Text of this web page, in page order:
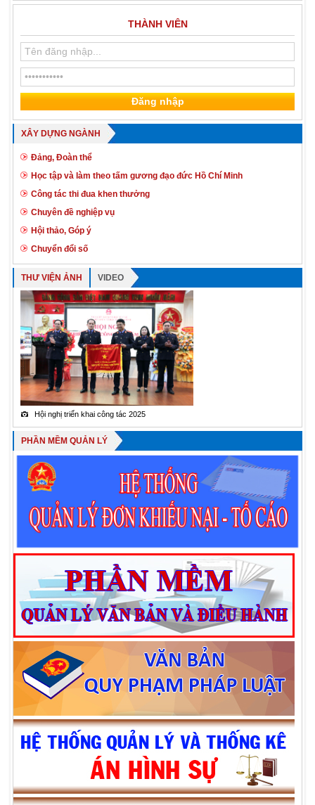
nghiệp Kiểm sát năm 2025.pdf
Vv hướng dẫn chính sách, chế độ đối với công chức, viên
chức, người lao động trong thực hiện sắp xếp tổ chức bộ
máy.pdf
Vv hướng dẫn công tác sơ tuyển vào trường ĐHKS Hà Nội
năm 2025.pdf
Triệu tập Hội nghị sơ kết công tác năm 2025 của ngành
KSTB.pdf
Vv thông báo xem chương trình Hồ sơ công tố - Kiểm sát
trên kênh VTV1.pdf
Vv tăng cường công tác tuyên truyền Kỷ niệm 65 năm
ngày thành lập ngành KSND.pdf
TBRKN vv tổ chức phiên toà trực tuyến.....VKSND và TAND
huyện Kiến Xương.pdf
THÀNH VIÊN
XÂY DỰNG NGÀNH
Đảng, Đoàn thể
Học tập và làm theo tấm gương đạo đức Hồ Chí Minh
Công tác thi đua khen thưởng
Chuyên đề nghiệp vụ
Hội thảo, Góp ý
Chuyển đổi số
THƯ VIỆN ẢNH VIDEO
Hội nghị triển khai công tác 2025
PHẦN MỀM QUẢN LÝ